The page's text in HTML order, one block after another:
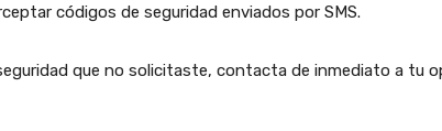
códigos de seguridad enviados por SMS.
que no solicitaste, contacta de inmediato a tu